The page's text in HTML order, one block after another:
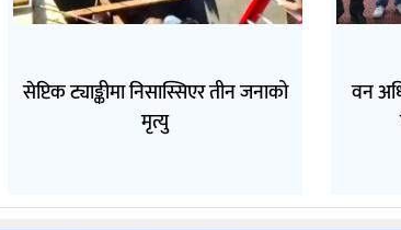
सेप्टिक ट्याङ्कीमा निसास्सिएर तीन जनाको
मृत्यु
वन